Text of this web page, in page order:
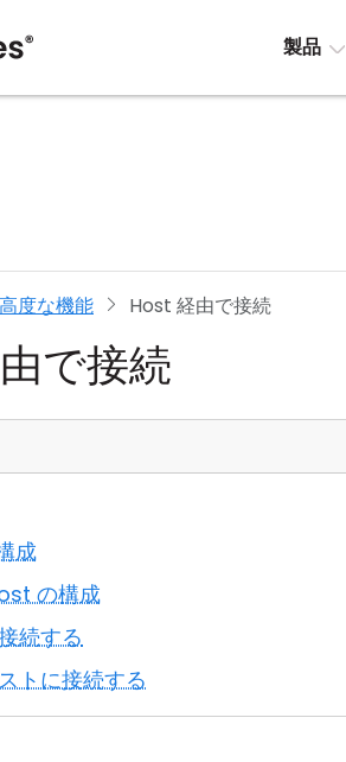
製品
高度な機能 Host 経由で接続
で接続
成
の構成
続する
トに接続する